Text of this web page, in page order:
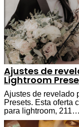
Ajustes de
Lightroom
Ajustes de revelado
Presets. Esta oferta
para lightroom, 211…